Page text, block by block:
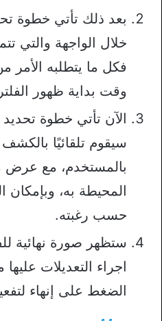
بعد ذلك تأتي خطوة
خلال الواجهة والتي
فكل ما يتطلبه الأمر
وقت بداية ظهور
الآن تأتي خطوة تحديد
سيقوم تلقائيًا
بالمستخدم، مع عرض
المحيطة به، وبإمكان
حسب رغبته.
ستظهر صورة نهائية
اجراء التعديلات
الضغط على إنهاء